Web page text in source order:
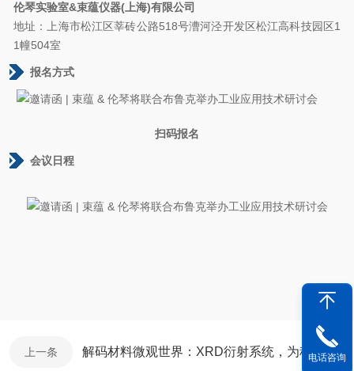
伦琴实验室&束蕴仪器(上海)有限公司
地址：上海市松江区莘砖公路518号漕河泾开发区松江高科技园区1
1幢504室
报名方式
扫码报名
会议日程
上一条 解码材料微观世界：XRD衍射系统，为科研与生产注入精准动力​
电话咨询